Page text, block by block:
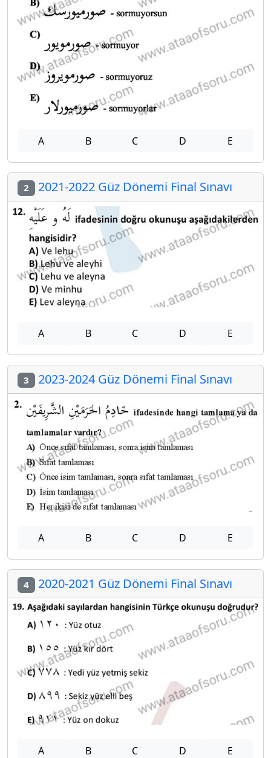
A B C D E
2 2021-2022 Güz Dönemi Final Sınavı
A B C D E
3 2023-2024 Güz Dönemi Final Sınavı
A B C D E
4 2020-2021 Güz Dönemi Final Sınavı
A B C D E